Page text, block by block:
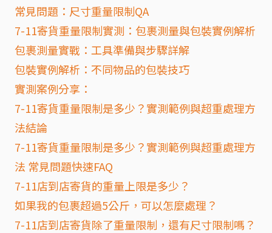
常見問題：尺寸重量限制QA
7-11寄貨重量限制實測：包裹測量與包裝實例解析
包裹測量實戰：工具準備與步驟詳解
包裝實例解析：不同物品的包裝技巧
實測案例分享：
7-11寄貨重量限制是多少？實測範例與超重處理方
法結論
7-11寄貨重量限制是多少？實測範例與超重處理方
法 常見問題快速FAQ
7-11店到店寄貨的重量上限是多少？
如果我的包裹超過5公斤，可以怎麼處理？
7-11店到店寄貨除了重量限制，還有尺寸限制嗎？